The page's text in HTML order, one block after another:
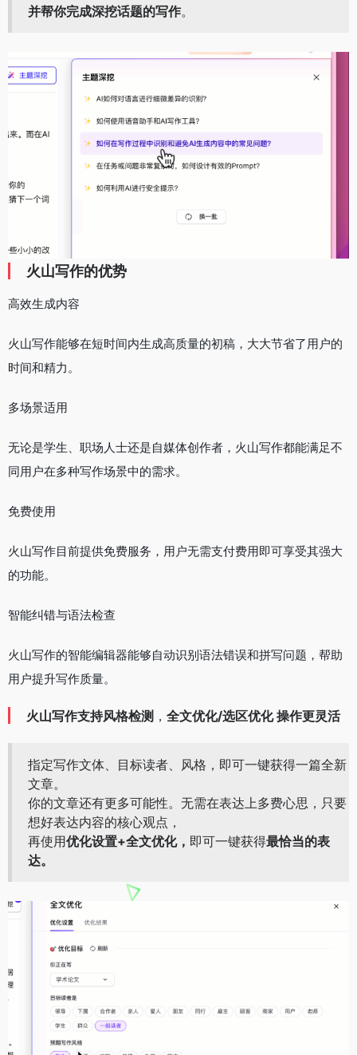
并帮你完成深挖话题的写作。
火山写作的优势
高效生成内容
火山写作能够在短时间内生成高质量的初稿，大大节省了用户的
时间和精力。
多场景适用
无论是学生、职场人士还是自媒体创作者，火山写作都能满足不
同用户在多种写作场景中的需求。
免费使用
火山写作目前提供免费服务，用户无需支付费用即可享受其强大
的功能。
智能纠错与语法检查
火山写作的智能编辑器能够自动识别语法错误和拼写问题，帮助
用户提升写作质量。
火山写作支持风格检测 ， 全文优化/选区优化 操作更灵活
指定写作文体、目标读者、风格，即可一键获得一篇全新
文章。
你的文章还有更多可能性。无需在表达上多费心思，只要
想好表达内容的核心观点，
再使用优化设置+全文优化， 即可一键获得最恰当的表
达。